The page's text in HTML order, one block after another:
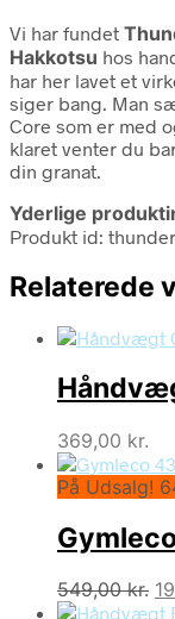
Vi har fundet
Hakkotsu hos
har her lavet et
siger bang. Man
Core som er med
klaret venter du
din granat.
Yderlige
Produkt id:
Relaterede
369,00 kr.
På Udsalg!
549,00kr.